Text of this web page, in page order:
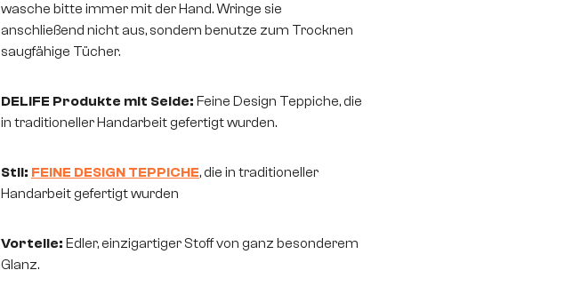
wasche bitte immer mit der Hand. Wringe sie
anschließend nicht aus, sondern benutze zum Trocknen
saugfähige Tücher.
DELIFE Produkte mit Seide: Feine Design Teppiche, die
in traditioneller Handarbeit gefertigt wurden.
Stil: FEINE DESIGN TEPPICHE, die in traditioneller
Handarbeit gefertigt wurden
Vorteile: Edler, einzigartiger Stoff von ganz besonderem
Glanz.